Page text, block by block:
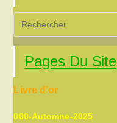
Pages Du Site
Livre d’or
000-Automne-2025